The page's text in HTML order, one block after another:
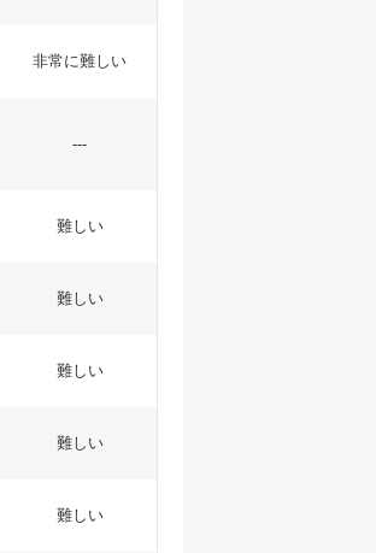
非常に難しい
---
難しい
難しい
難しい
難しい
難しい